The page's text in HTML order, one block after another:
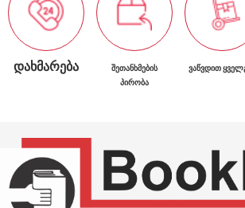
ᲓᲐᲮᲛᲐᲠᲔᲑᲐ
ᲨᲔᲗᲐᲜᲮᲛᲔᲑᲘᲡ
ᲞᲘᲠᲝᲑᲐ
ᲕᲐᲬᲕᲓᲘᲗ